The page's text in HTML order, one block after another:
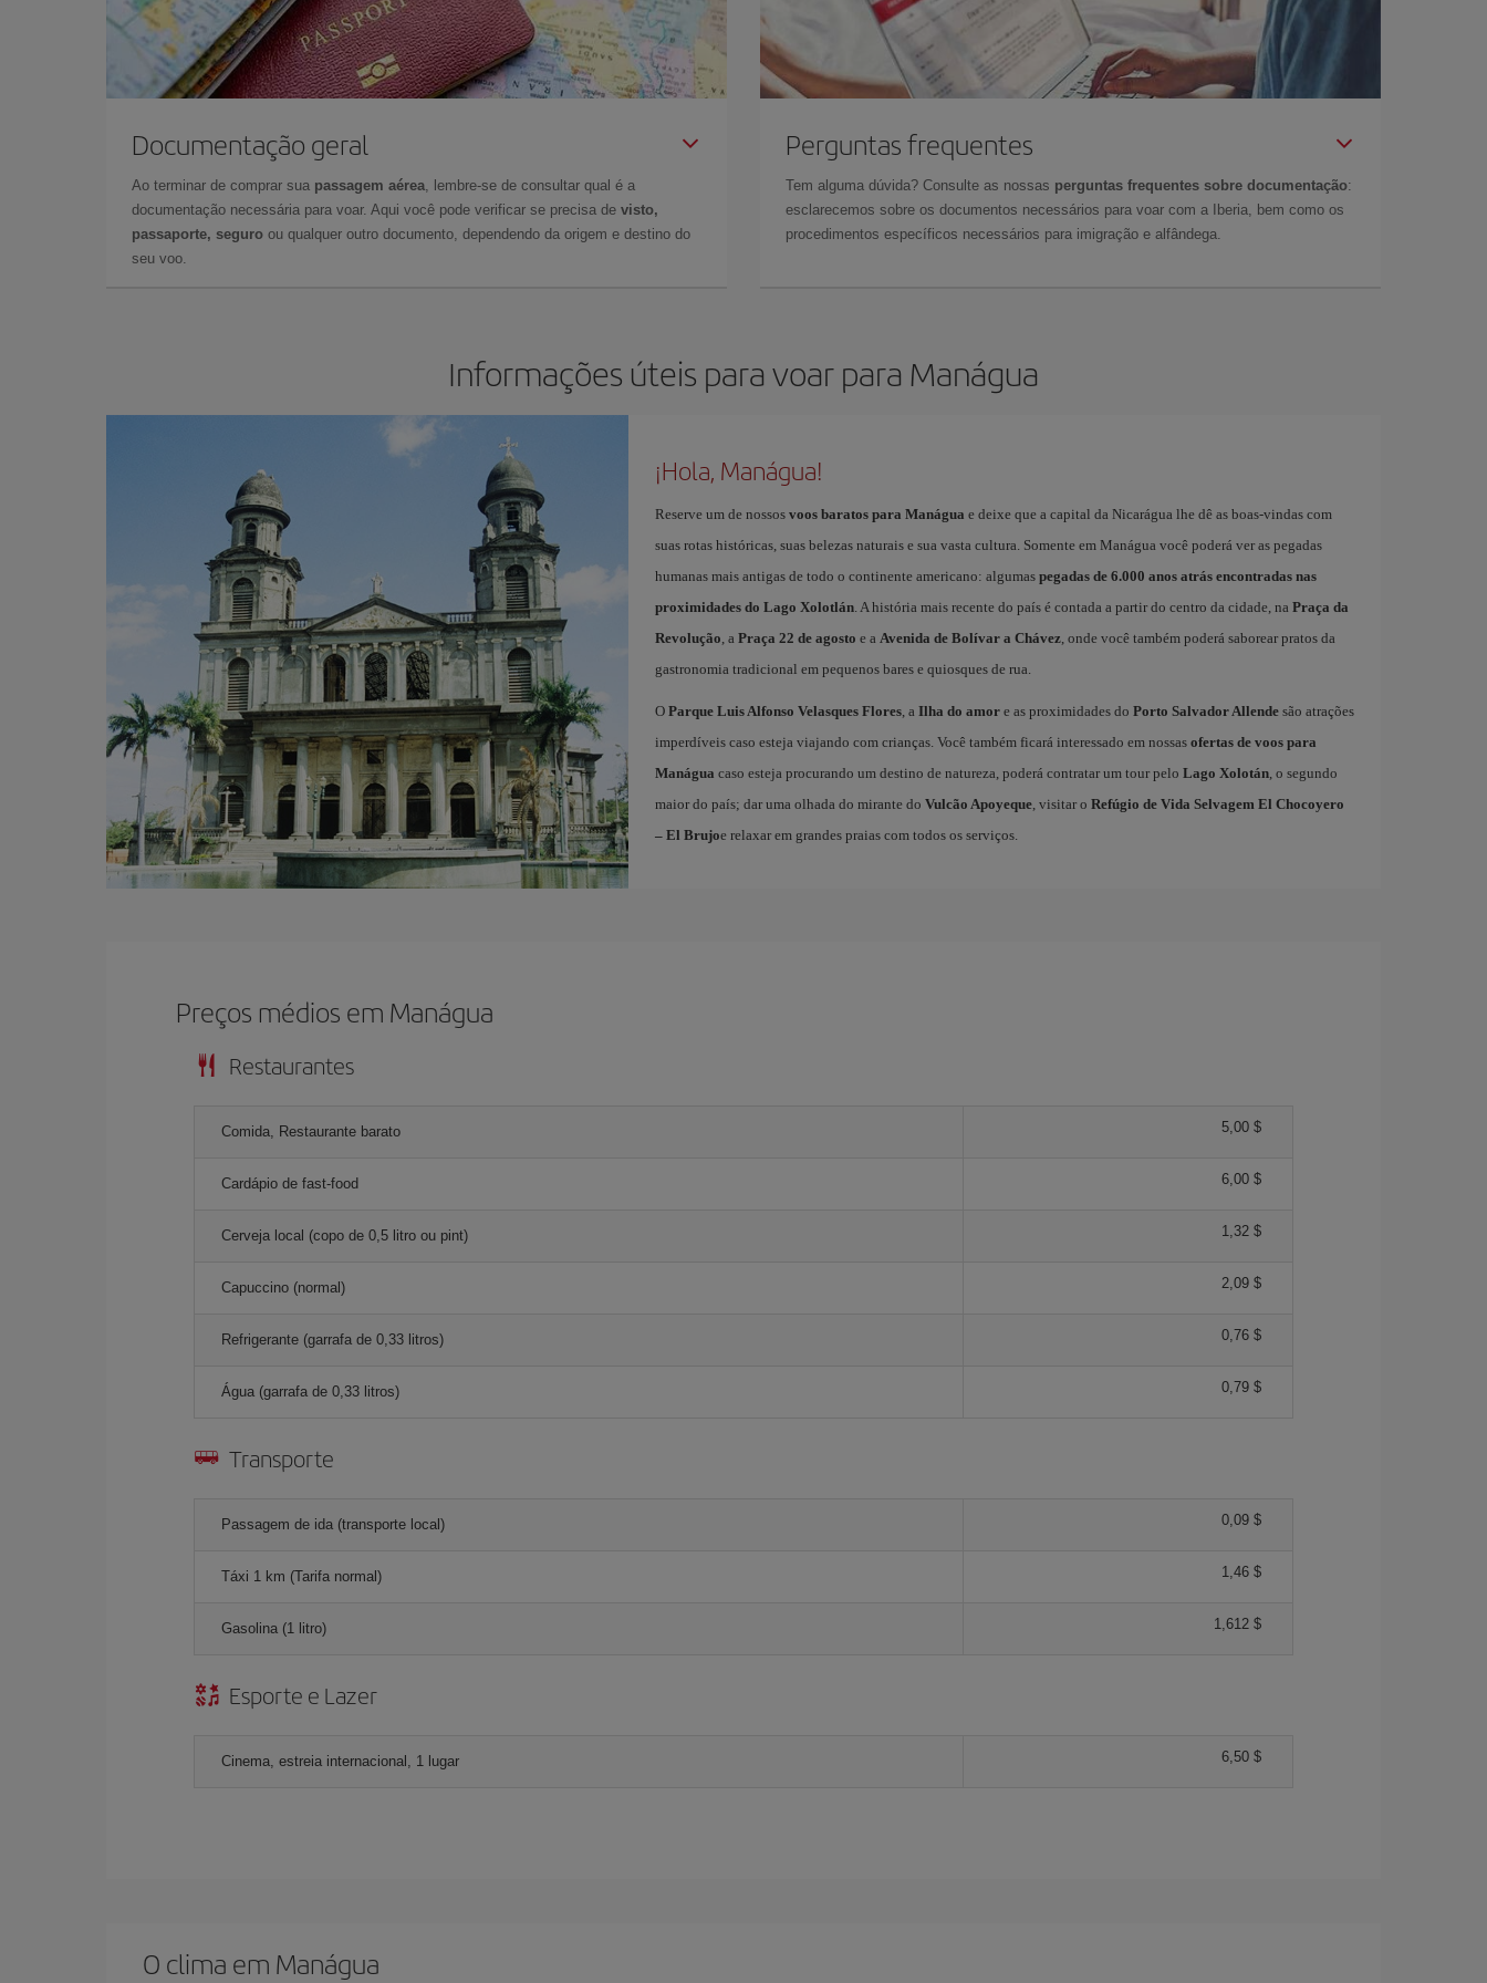
Documentação geral
Ao terminar de comprar sua passagem aérea , lembre-se de consultar qual é a
documentação necessária para voar. Aqui você pode verificar se precisa de visto,
passaporte, seguro ou qualquer outro documento, dependendo da origem e destino do
seu voo.
Perguntas frequentes
Tem alguma dúvida? Consulte as nossas perguntas frequentes sobre documentação:
esclarecemos sobre os documentos necessários para voar com a Iberia, bem como os
procedimentos específicos necessários para imigração e alfândega.
Informações úteis para voar para Manágua
¡Hola, Manágua!
Reserve um de nossos voos baratos para Manágua e deixe que a capital da Nicarágua lhe dê as boas-vindas com
suas rotas históricas, suas belezas naturais e sua vasta cultura. Somente em Manágua você poderá ver as pegadas
humanas mais antigas de todo o continente americano: algumas pegadas de 6.000 anos atrás encontradas nas
proximidades do Lago Xolotlán. A história mais recente do país é contada a partir do centro da cidade, na Praça da
Revolução , a Praça 22 de agosto e a Avenida de Bolívar a Chávez, onde você também poderá saborear pratos da
gastronomia tradicional em pequenos bares e quiosques de rua.
O Parque Luis Alfonso Velasques Flores, a Ilha do amore as proximidades do Porto Salvador Allendesão atrações
imperdíveis caso esteja viajando com crianças. Você também ficará interessado em nossas ofertas de voos para
Manágua caso esteja procurando um destino de natureza, poderá contratar um tour pelo Lago Xolotán, o segundo
maior do país; dar uma olhada do mirante do Vulcão Apoyeque, visitar o Refúgio de Vida Selvagem El Chocoyero
– El Brujoe relaxar em grandes praias com todos os serviços.
Preços médios em Manágua
Restaurantes
Comida, Restaurante barato 5,00 $
Cardápio de fast-food 6,00 $
Cerveja local (copo de 0,5 litro ou pint) 1,32 $
Capuccino (normal) 2,09 $
Refrigerante (garrafa de 0,33 litros) 0,76 $
Água (garrafa de 0,33 litros) 0,79 $
Transporte
Passagem de ida (transporte local) 0,09 $
Táxi 1 km (Tarifa normal) 1,46 $
Gasolina (1 litro) 1,612 $
Esporte e Lazer
Cinema, estreia internacional, 1 lugar 6,50 $
O clima em Manágua